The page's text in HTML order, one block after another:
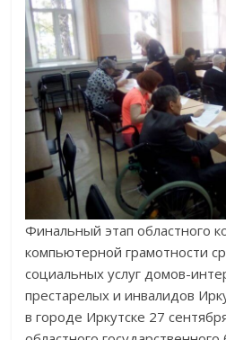
Финальный этап областного
компьютерной грамотности
социальных услуг домов-
престарелых и инвалидов
в городе Иркутске 27